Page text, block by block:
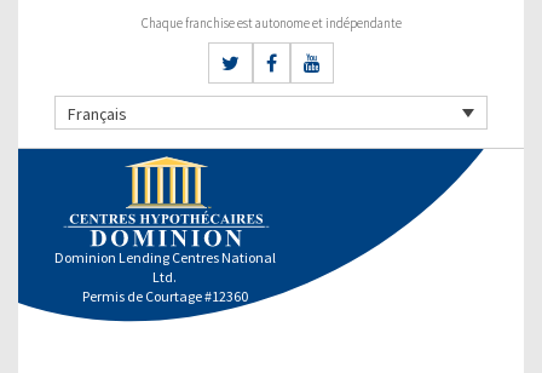
Chaque franchise est autonome et indépendante
Français
Dominion Lending Centres National
Ltd.
Permis de Courtage #12360